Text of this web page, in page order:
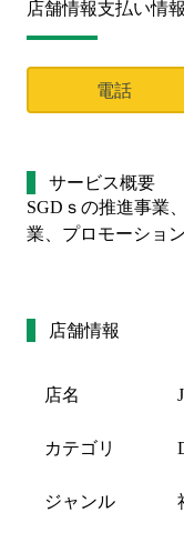
店舗情報支払い情報
電話
サービス概要
SGDｓの推進事業
業、プロモーショ
店舗情報
店名
カテゴリ
ジャンル